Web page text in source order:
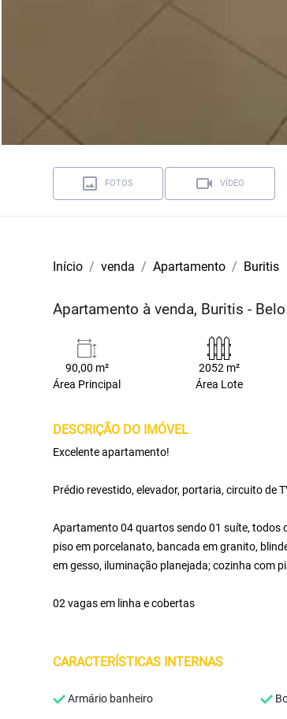
FOTOS VÍDEO
Início venda Apartamento Buritis
Apartamento à venda, Buritis -
90,00 m²
Área Principal
2052 m²
Área Lote
DESCRIÇÃO DO IMÓVEL
Excelente apartamento!
Prédio revestido, elevador, portaria, circuito de
Apartamento 04 quartos sendo 01 suíte, todos
piso em porcelanato, bancada em granito,
em gesso, iluminação planejada; cozinha com
02 vagas em linha e cobertas
CARACTERÍSTICAS INTERNAS
Armário banheiro